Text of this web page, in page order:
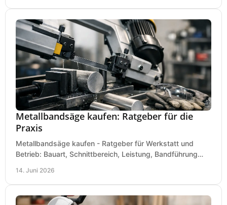
Metallbandsäge kaufen: Ratgeber für die
Praxis
Metallbandsäge kaufen - Ratgeber für Werkstatt und
Betrieb: Bauart, Schnittbereich, Leistung, Bandführung
14. Juni 2026